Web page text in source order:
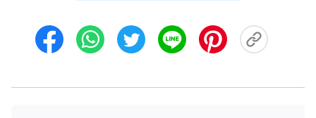
工的性質與他們完全不一樣，我没經歷過别人的帶
領，也没接受别人的成全，并且我所講的、所交通的
作工都是在我説出的話的基礎上，若没有這些説話、